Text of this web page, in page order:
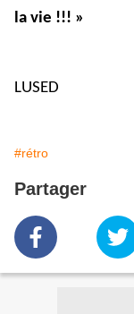
la vie !!! »
LUSED
#rétro
Partager